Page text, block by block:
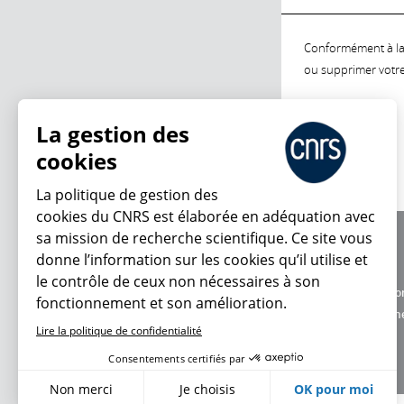
Conformément à
ou supprimer
Charte
Données
La gestion des
cookies
La politique de gestion des
cookies du CNRS est élaborée en adéquation avec
sa mission de recherche scientifique. Ce site vous
donne l’information sur les cookies qu’il utilise et
le contrôle de ceux non nécessaires à son
fonctionnement et son amélioration.
Lire la politique de confidentialité
Consentements certifiés par
Non merci Je choisis OK pour moi